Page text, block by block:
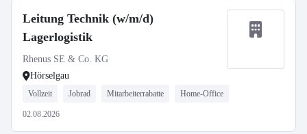
Leitung Technik (w/m/d)
Lagerlogistik
Rhenus SE & Co. KG
Hörselgau
Vollzeit Jobrad Mitarbeiterrabatte Home-Office
02.08.2026